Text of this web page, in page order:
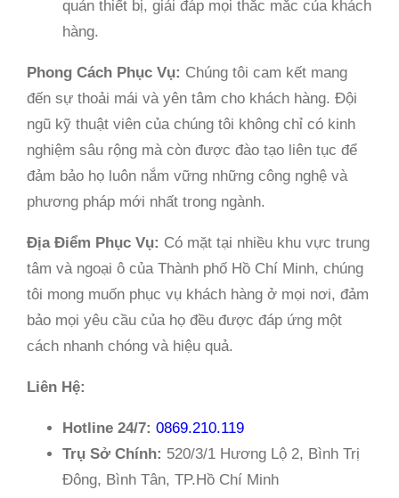
quản thiết bị, giải đáp mọi thắc mắc của khách
hàng.
Phong Cách Phục Vụ: Chúng tôi cam kết mang
đến sự thoải mái và yên tâm cho khách hàng. Đội
ngũ kỹ thuật viên của chúng tôi không chỉ có kinh
nghiệm sâu rộng mà còn được đào tạo liên tục để
đảm bảo họ luôn nắm vững những công nghệ và
phương pháp mới nhất trong ngành.
Địa Điểm Phục Vụ: Có mặt tại nhiều khu vực trung
tâm và ngoại ô của Thành phố Hồ Chí Minh, chúng
tôi mong muốn phục vụ khách hàng ở mọi nơi, đảm
bảo mọi yêu cầu của họ đều được đáp ứng một
cách nhanh chóng và hiệu quả.
Liên Hệ:
Hotline 24/7: 0869.210.119
Trụ Sở Chính: 520/3/1 Hương Lộ 2, Bình Trị
Đông, Bình Tân, TP.Hồ Chí Minh